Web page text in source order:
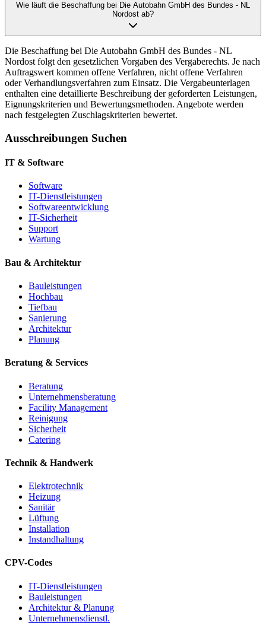
Wie läuft die Beschaffung bei Die Autobahn GmbH des Bundes - NL
Nordost ab?
Die Beschaffung bei Die Autobahn GmbH des Bundes - NL
Nordost folgt den gesetzlichen Vorgaben des Vergaberechts. Je nach
Auftragswert kommen offene Verfahren, nicht offene Verfahren
oder Verhandlungsverfahren zum Einsatz. Die Vergabeunterlagen
enthalten eine detaillierte Beschreibung der geforderten Leistungen,
Eignungskriterien und Bewertungsmethoden. Angebote werden
nach festgelegten Zuschlagskriterien bewertet.
Ausschreibungen Suchen
IT & Software
Software
IT-Dienstleistungen
Softwareentwicklung
IT-Sicherheit
Support
Wartung
Bau & Architektur
Bauleistungen
Hochbau
Tiefbau
Sanierung
Architektur
Planung
Beratung & Services
Beratung
Unternehmensberatung
Facility Management
Reinigung
Sicherheit
Catering
Technik & Handwerk
Elektrotechnik
Heizung
Sanitär
Lüftung
Installation
Instandhaltung
CPV-Codes
IT-Dienstleistungen
Bauleistungen
Architektur & Planung
Unternehmensdienstl.